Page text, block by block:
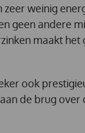
weinig
geen andere
maakt
ook
de brug